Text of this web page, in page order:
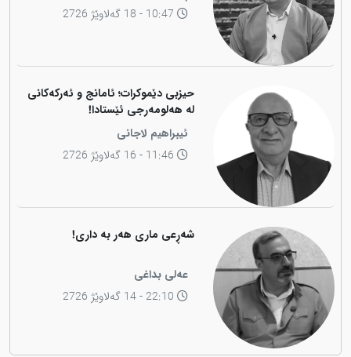
حیزبی دێموکرات؛ ئامانج و ئەرکەکانی
لە هەلومەرجی ئێستادا!
ئیبراهیم لاجانی
شەڕعی ماری هەر بە داری!
عەلی بداغی